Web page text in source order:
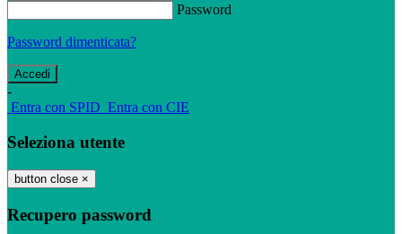
Password
Password dimenticata?
-
Entra con SPID Entra con CIE
Seleziona utente
button close ×
Recupero password